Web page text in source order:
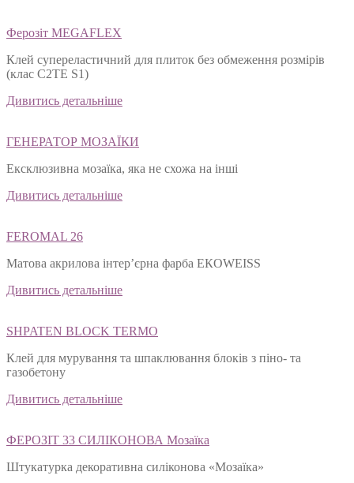
Ферозіт MEGAFLEX
Клей супереластичний для плиток без обмеження розмірів
(клас С2ТЕ S1)
Дивитись детальніше
ГЕНЕРАТОР МОЗАЇКИ
Ексклюзивна мозаїка, яка не схожа на інші
Дивитись детальніше
FEROMAL 26
Матова акрилова інтер’єрна фарба ЕКОWEISS
Дивитись детальніше
SHPATEN BLOСK TERMO
Клей для мурування та шпаклювання блоків з піно- та
газобетону
Дивитись детальніше
ФЕРОЗІТ 33 СИЛІКОНОВА Мозаїка
Штукатурка декоративна силіконова «Мозаїка»